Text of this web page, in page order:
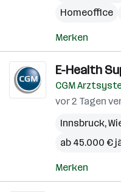
Homeoffice
Merken
E-Health
CGM
vor 2 Tagen
Innsbruck,
ab 45.000 €
Merken